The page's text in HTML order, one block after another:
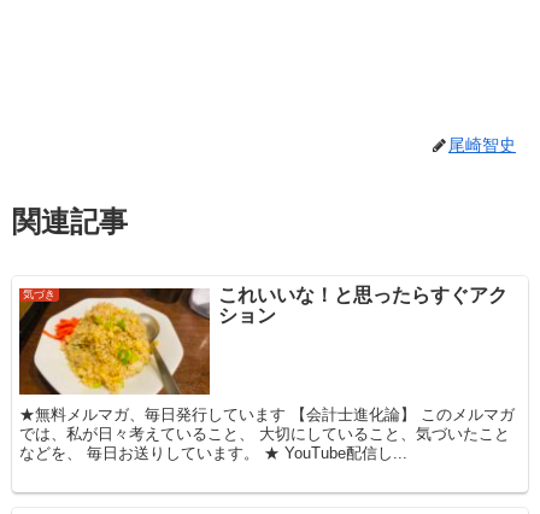
尾崎智史
関連記事
気づき
これいいな！と思ったらすぐアク
ション
★無料メルマガ、毎日発行しています 【会計士進化論】 このメルマガ
では、私が日々考えていること、 大切にしていること、気づいたこと
などを、 毎日お送りしています。 ★ YouTube配信し...